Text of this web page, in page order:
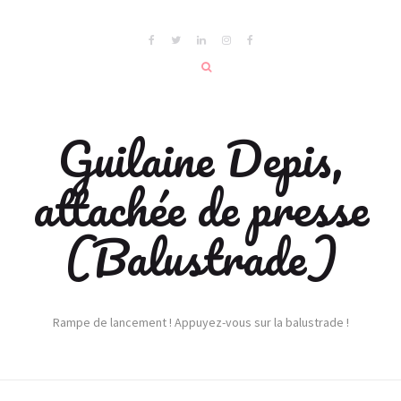
Guilaine Depis,
attachée de presse
(Balustrade)
Rampe de lancement ! Appuyez-vous sur la balustrade !